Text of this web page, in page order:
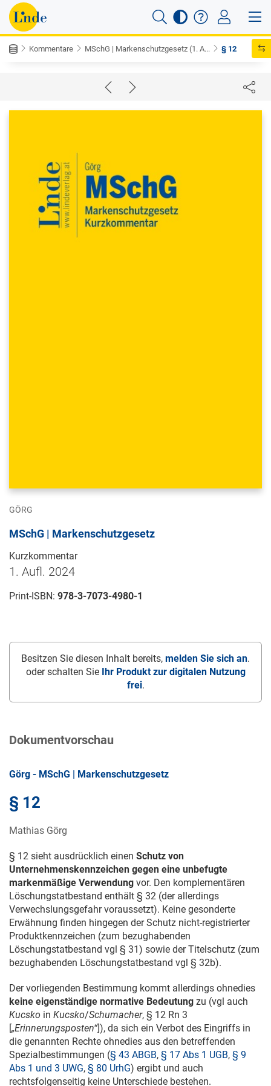
Kommentare MSchG | Markenschutzgesetz (1. A... § 12
GÖRG
MSchG | Markenschutzgesetz
Kurzkommentar
1. Aufl. 2024
Print-ISBN: 978-3-7073-4980-1
Besitzen Sie diesen Inhalt bereits, melden Sie sich an.
oder schalten Sie Ihr Produkt zur digitalen Nutzung
frei.
Dokumentvorschau
Görg - MSchG | Markenschutzgesetz
§ 12
Mathias Görg
§ 12 sieht ausdrücklich einen Schutz von
Unternehmenskennzeichen gegen eine unbefugte
markenmäßige Verwendung vor. Den komplementären
Löschungstatbestand enthält § 32 (der allerdings
Verwechslungsgefahr voraussetzt). Keine gesonderte
Erwähnung finden hingegen der Schutz nicht-registrierter
Produktkennzeichen (zum bezughabenden
Löschungstatbestand vgl § 31) sowie der Titelschutz (zum
bezughabenden Löschungstatbestand vgl § 32b).
Der vorliegenden Bestimmung kommt allerdings ohnedies
keine eigenständige normative Bedeutung zu (vgl auch
Kucsko in Kucsko/Schumacher, § 12 Rn 3
[„Erinnerungsposten“]), da sich ein Verbot des Eingriffs in
die genannten Rechte ohnedies aus den betreffenden
Spezialbestimmungen (§ 43 ABGB, § 17 Abs 1 UGB, § 9
Abs 1 und 3 UWG, § 80 UrhG) ergibt und auch
rechtsfolgenseitig keine Unterschiede bestehen.